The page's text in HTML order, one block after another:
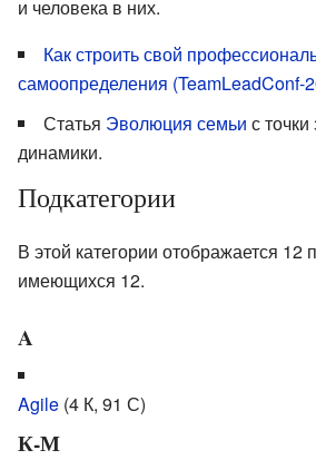
и человека в них.
Как строить свой
самоопределения (TeamLeadConf-
Статья Эволюция семьи с
динамики.
Подкатегории
В этой категории отображается 12
имеющихся 12.
A
Agile (4 К, 91 С)
К-М